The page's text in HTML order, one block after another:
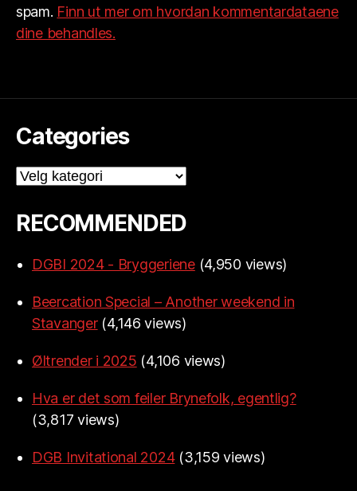
spam. Finn ut mer om hvordan kommentardataene
dine behandles.
Categories
Categories
RECOMMENDED
DGBI 2024 - Bryggeriene (4,950 views)
Beercation Special – Another weekend in
Stavanger (4,146 views)
Øltrender i 2025 (4,106 views)
Hva er det som feiler Brynefolk, egentlig?
(3,817 views)
DGB Invitational 2024 (3,159 views)